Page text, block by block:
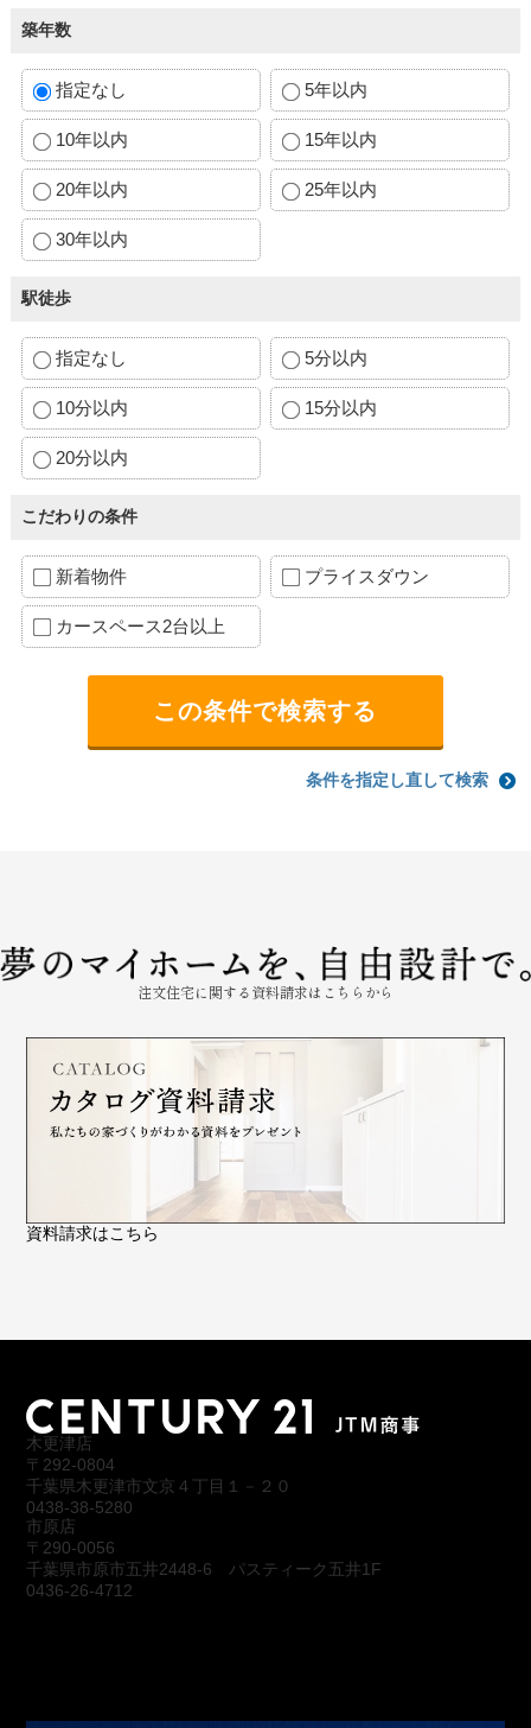
築年数
指定なし 5年以内
10年以内 15年以内
20年以内 25年以内
30年以内
駅徒歩
指定なし 5分以内
10分以内 15分以内
20分以内
こだわりの条件
新着物件 プライスダウン
カースペース2台以上
条件を指定し直して検索
注文住宅に関する資料請求はこちらから
資料請求はこちら
木更津店
〒292-0804
千葉県木更津市文京４丁目１－２０
0438-38-5280
市原店
〒290-0056
千葉県市原市五井2448-6 パスティーク五井1F
0436-26-4712